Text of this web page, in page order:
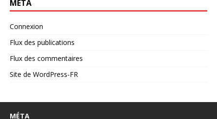
MÉTA
Connexion
Flux des publications
Flux des commentaires
Site de WordPress-FR
MÉTA